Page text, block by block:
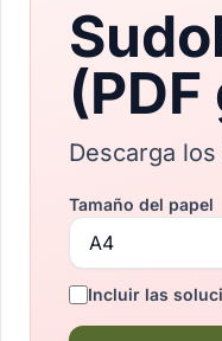
Descarga
Tamaño del papel
Incluir las